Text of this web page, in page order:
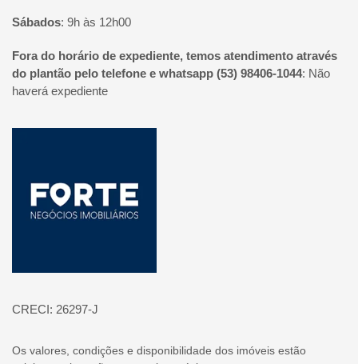
Sábados: 9h às 12h00
Fora do horário de expediente, temos atendimento através
do plantão pelo telefone e whatsapp (53) 98406-1044: Não
haverá expediente
CRECI: 26297-J
Os valores, condições e disponibilidade dos imóveis estão